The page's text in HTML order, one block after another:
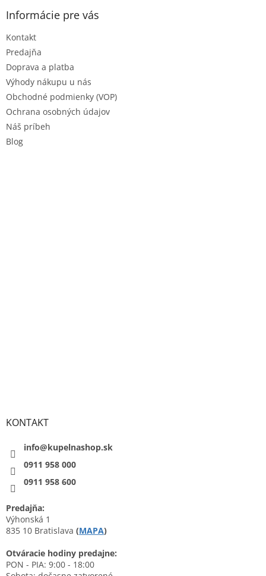
Informácie pre vás
Kontakt
Predajňa
Doprava a platba
Výhody nákupu u nás
Obchodné podmienky (VOP)
Ochrana osobných údajov
Náš príbeh
Blog
KONTAKT
info@kupelnashop.sk
0911 958 000
0911 958 600
Predajňa:
Výhonská 1
835 10 Bratislava (MAPA)
Otváracie hodiny predajne:
PON - PIA: 9:00 - 18:00